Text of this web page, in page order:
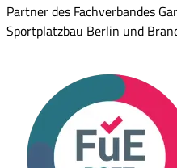
Partner des Fachverbandes
Sportplatzbau Berlin und